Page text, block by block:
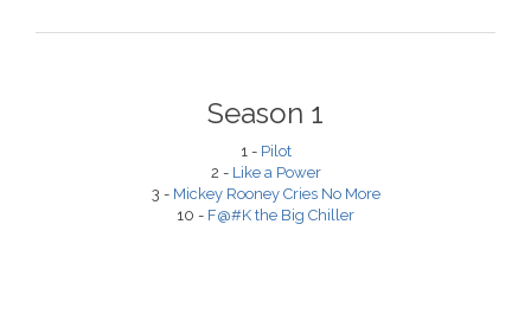
Season 1
1 - Pilot
2 - Like a Power
3 - Mickey Rooney Cries No More
10 - F@#K the Big Chiller